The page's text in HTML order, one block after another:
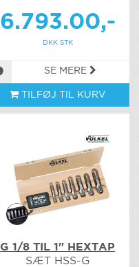
6.793.00,-
DKK STK
SE MERE
TILFØJ TIL KURV
G 1/8 TIL 1" HEXTAP
SÆT HSS-G